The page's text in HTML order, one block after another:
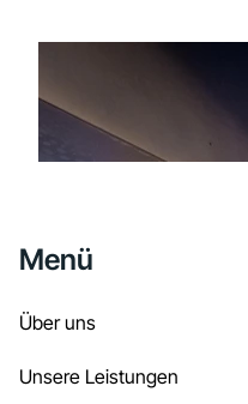
Menü
Über uns
Unsere Leistungen